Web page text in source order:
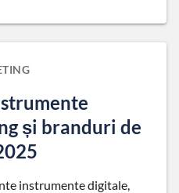
și branduri de
instrumente digitale,